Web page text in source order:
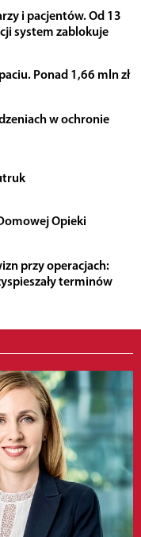
i pacjentów. Od 13
system zablokuje
Ponad 1,66 mln zł
w ochronie
Opieki
przy operacjach:
terminów